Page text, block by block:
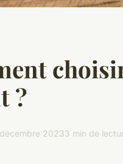
?
20233 min de